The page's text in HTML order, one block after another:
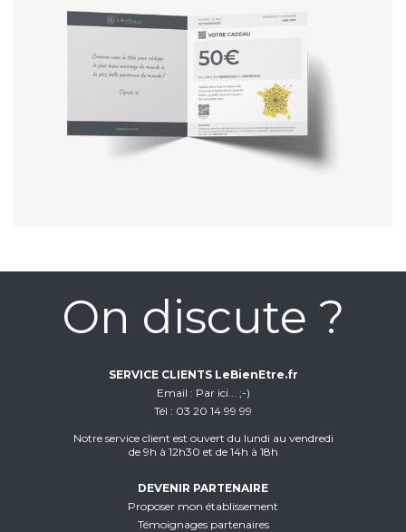
On discute ?
SERVICE CLIENTS LeBienEtre.fr
Email
Par ici... ;-)
Tél
03 20 14 99 99
Notre service client est ouvert du lundi au vendredi
de 9h à 12h30 et de 14h à 18h
DEVENIR PARTENAIRE
Proposer mon établissement
Témoignages partenaires